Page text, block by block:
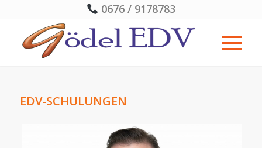
0676 / 9178783
EDV-SCHULUNGEN